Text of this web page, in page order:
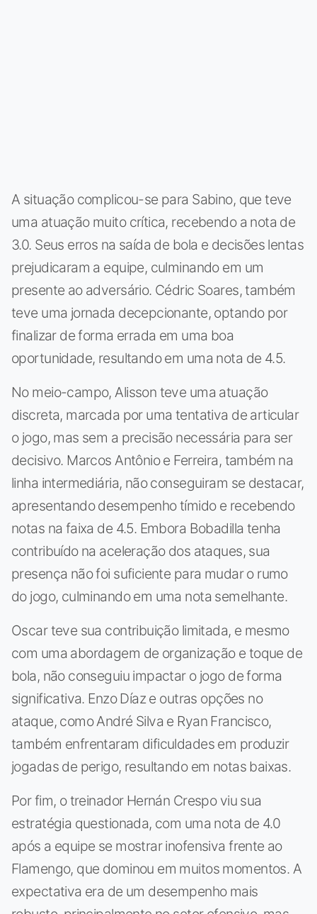
A situação complicou-se para Sabino, que teve
uma atuação muito crítica, recebendo a nota de
3.0. Seus erros na saída de bola e decisões lentas
prejudicaram a equipe, culminando em um
presente ao adversário. Cédric Soares, também
teve uma jornada decepcionante, optando por
finalizar de forma errada em uma boa
oportunidade, resultando em uma nota de 4.5.
No meio-campo, Alisson teve uma atuação
discreta, marcada por uma tentativa de articular
o jogo, mas sem a precisão necessária para ser
decisivo. Marcos Antônio e Ferreira, também na
linha intermediária, não conseguiram se destacar,
apresentando desempenho tímido e recebendo
notas na faixa de 4.5. Embora Bobadilla tenha
contribuído na aceleração dos ataques, sua
presença não foi suficiente para mudar o rumo
do jogo, culminando em uma nota semelhante.
Oscar teve sua contribuição limitada, e mesmo
com uma abordagem de organização e toque de
bola, não conseguiu impactar o jogo de forma
significativa. Enzo Díaz e outras opções no
ataque, como André Silva e Ryan Francisco,
também enfrentaram dificuldades em produzir
jogadas de perigo, resultando em notas baixas.
Por fim, o treinador Hernán Crespo viu sua
estratégia questionada, com uma nota de 4.0
após a equipe se mostrar inofensiva frente ao
Flamengo, que dominou em muitos momentos. A
expectativa era de um desempenho mais